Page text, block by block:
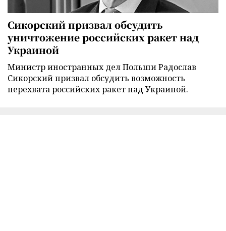
Сикорский призвал обсудить
уничтожение российских ракет над
Украиной
Министр иностранных дел Польши Радослав
Сикорский призвал обсудить возможность
перехвата российских ракет над Украиной.